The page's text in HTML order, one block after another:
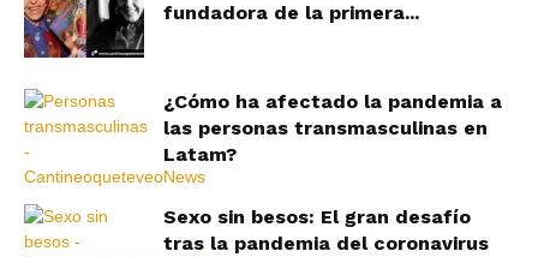
fundadora de la primera...
¿Cómo ha afectado la pandemia a
las personas transmasculinas en
Latam?
Sexo sin besos: El gran desafío
tras la pandemia del coronavirus